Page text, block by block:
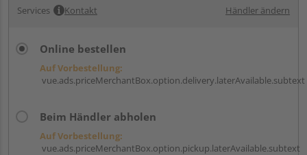
Services Kontakt Händler ändern
Online bestellen
Auf Vorbestellung:
vue.ads.priceMerchantBox.option.delivery.laterAvailable.subtext
Beim Händler abholen
Auf Vorbestellung:
vue.ads.priceMerchantBox.option.pickup.laterAvailable.subtext